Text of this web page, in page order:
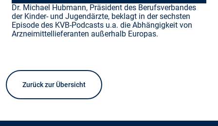
Dr. Michael Hubmann, Präsident des Berufsverbandes
der Kinder- und Jugendärzte, beklagt in der sechsten
Episode des KVB-Podcasts u.a. die Abhängigkeit von
Arzneimittellieferanten außerhalb Europas.
Zurück zur Übersicht